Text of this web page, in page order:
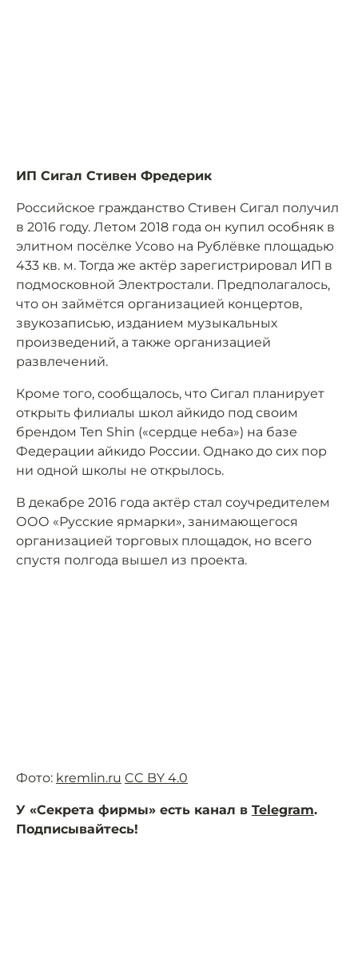
ИП Сигал Стивен Фредерик
Российское гражданство Стивен Сигал получил
в 2016 году. Летом 2018 года он купил особняк в
элитном посёлке Усово на Рублёвке площадью
433 кв. м. Тогда же актёр зарегистрировал ИП в
подмосковной Электростали. Предполагалось,
что он займётся организацией концертов,
звукозаписью, изданием музыкальных
произведений, а также организацией
развлечений.
Кроме того, сообщалось, что Сигал планирует
открыть филиалы школ айкидо под своим
брендом Ten Shin («сердце неба») на базе
Федерации айкидо России. Однако до сих пор
ни одной школы не открылось.
В декабре 2016 года актёр стал соучредителем
ООО «Русские ярмарки», занимающегося
организацией торговых площадок, но всего
спустя полгода вышел из проекта.
Фото: kremlin.ru CC BY 4.0
У «Секрета фирмы» есть канал в Telegram.
Подписывайтесь!